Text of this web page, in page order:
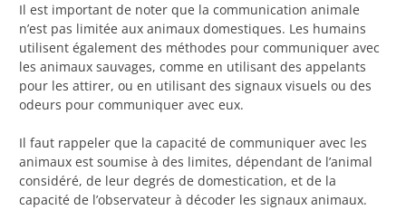
Il est important de noter que la communication animale
n’est pas limitée aux animaux domestiques. Les humains
utilisent également des méthodes pour communiquer avec
les animaux sauvages, comme en utilisant des appelants
pour les attirer, ou en utilisant des signaux visuels ou des
odeurs pour communiquer avec eux.
Il faut rappeler que la capacité de communiquer avec les
animaux est soumise à des limites, dépendant de l’animal
considéré, de leur degrés de domestication, et de la
capacité de l’observateur à décoder les signaux animaux.